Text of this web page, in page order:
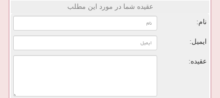
عقیده شما در مورد این مطلب
نام:
ایمیل:
عقیده: